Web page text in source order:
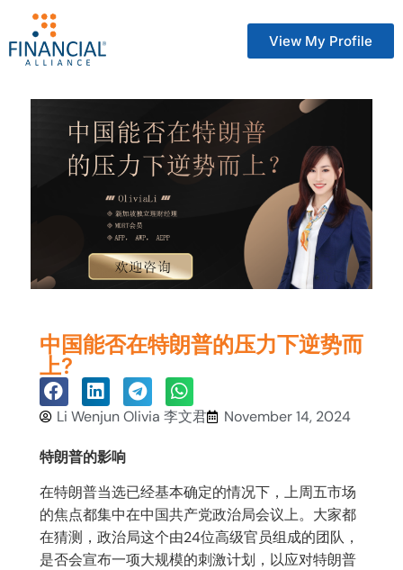
View My Profile
中国能否在特朗普的压力下逆势而
上?
Li Wenjun Olivia 李文君 November 14, 2024
特朗普的影响
在特朗普当选已经基本确定的情况下，上周五市场
的焦点都集中在中国共产党政治局会议上。大家都
在猜测，政治局这个由24位高级官员组成的团队，
是否会宣布一项大规模的刺激计划，以应对特朗普